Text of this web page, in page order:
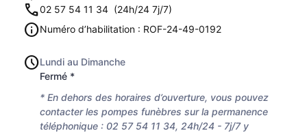
02 57 54 11 34 (24h/24 7j/7)
Numéro d’habilitation : ROF-24-49-0192
Lundi au Dimanche
Fermé *
* En dehors des horaires d’ouverture, vous pouvez
contacter les pompes funèbres sur la permanence
téléphonique : 02 57 54 11 34, 24h/24 - 7j/7 y